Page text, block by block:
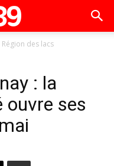
des lacs
: la
ouvre ses